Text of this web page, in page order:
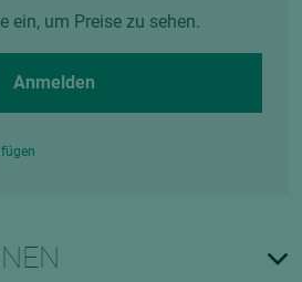
ein, um Preise zu sehen.
Anmelden